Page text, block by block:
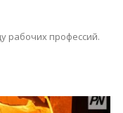
рабочих профессий.